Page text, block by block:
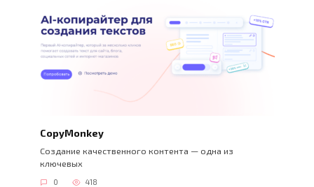
CopyMonkey
Создание качественного контента — одна из
ключевых
0 418